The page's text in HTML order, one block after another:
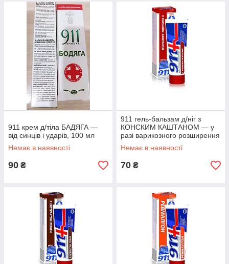
911 крем д/тіла БАДЯГА —
від синців і ударів, 100 мл
Немає в наявності
90 ₴
911 гель-бальзам д/ніг з
КОНСКИМ КАШТАНОМ — у
разі варикозного розширення
вен, 100 мл
Немає в наявності
70 ₴